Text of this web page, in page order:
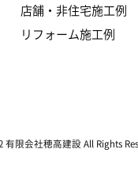
店舗・非住宅施工例
リフォーム施工例
有限会社穂高建設 All Rights